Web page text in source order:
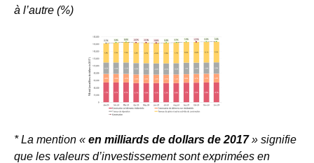
à l’autre (%)
* La mention « en milliards de dollars de 2017» signifie
que les valeurs d’investissement sont exprimées en